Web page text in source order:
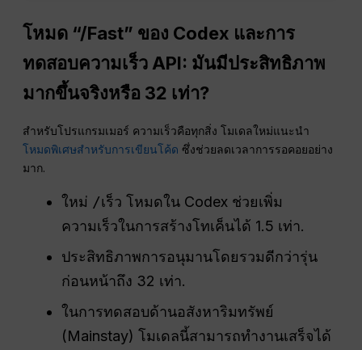
โหมด “/Fast” ของ Codex และการ
ทดสอบความเร็ว API: มันมีประสิทธิภาพ
มากขึ้นจริงหรือ 32 เท่า?
สำหรับโปรแกรมเมอร์ ความเร็วคือทุกสิ่ง โมเดลใหม่แนะนำ
โหมดพิเศษสำหรับการเขียนโค้ด ซึ่งช่วยลดเวลาการรอคอยอย่าง
มาก.
ใหม่ /เร็ว โหมดใน Codex ช่วยเพิ่ม
ความเร็วในการสร้างโทเค็นได้ 1.5 เท่า.
ประสิทธิภาพการอนุมานโดยรวมดีกว่ารุ่น
ก่อนหน้าถึง 32 เท่า.
ในการทดสอบด้านอสังหาริมทรัพย์
(Mainstay) โมเดลนี้สามารถทำงานเสร็จได้